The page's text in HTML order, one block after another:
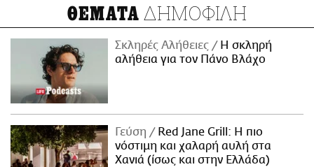
ΘΕΜΑΤΑ ΔΗΜΟΦΙΛΗ
Σκληρές Αλήθειες
H σκληρή
αλήθεια για τον Πάνο Βλάχο
Γεύση
Red Jane Grill: Η πιο
νόστιμη και χαλαρή αυλή στα
Χανιά (ίσως και στην Ελλάδα)